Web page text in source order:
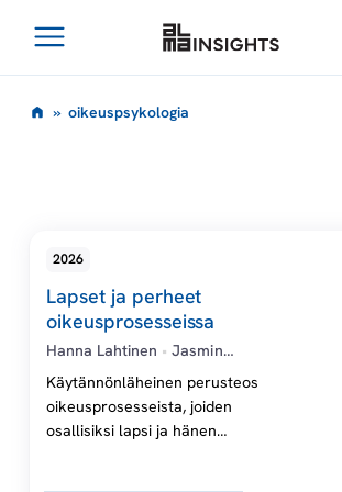
sisältöön
Avaa
o
e
u
s
p
» oikeuspsykologia
K
O
O
G
A
2026
Lapset ja perheet
oikeusprosesseissa
Hanna Lahtinen • Jasmin
Kaunisto Matti Tolvanen (toim.)
Käytännönläheinen perusteos
oikeusprosesseista, joiden
osallisiksi lapsi ja hänen